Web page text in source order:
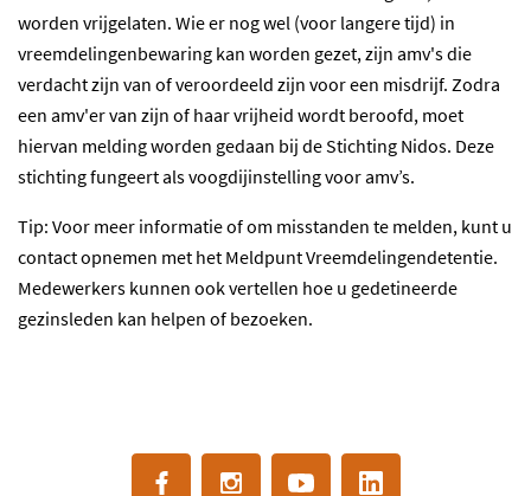
worden vrijgelaten. Wie er nog wel (voor langere tijd) in
vreemdelingenbewaring kan worden gezet, zijn amv's die
verdacht zijn van of veroordeeld zijn voor een misdrijf. Zodra
een amv'er van zijn of haar vrijheid wordt beroofd, moet
hiervan melding worden gedaan bij de Stichting Nidos. Deze
stichting fungeert als voogdijinstelling voor amv’s.
Tip: Voor meer informatie of om misstanden te melden, kunt u
contact opnemen met het Meldpunt Vreemdelingendetentie.
Medewerkers kunnen ook vertellen hoe u gedetineerde
gezinsleden kan helpen of bezoeken.